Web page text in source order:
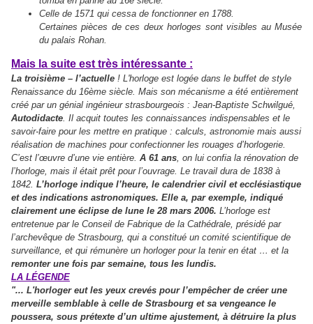
Celle de 1571 qui cessa de fonctionner en 1788.
Certaines pièces de ces deux horloges sont visibles au Musée
du palais Rohan.
Mais la suite est très intéressante :
La troisième – l’actuelle ! L'horloge est logée dans le buffet de style
Renaissance du 16ème siècle. Mais son mécanisme a été entièrement
créé par un génial ingénieur strasbourgeois : Jean-Baptiste Schwilgué,
Autodidacte. Il acquit toutes les connaissances indispensables et le
savoir-faire pour les mettre en pratique : calculs, astronomie mais aussi
réalisation de machines pour confectionner les rouages d’horlogerie.
C’est l’œuvre d’une vie entière. A 61 ans, on lui confia la rénovation de
l’horloge, mais il était prêt pour l’ouvrage. Le travail dura de 1838 à
1842. L’horloge indique l’heure, le calendrier civil et ecclésiastique
et des indications astronomiques. Elle a, par exemple, indiqué
clairement une éclipse de lune le 28 mars 2006. L’horloge est
entretenue par le Conseil de Fabrique de la Cathédrale, présidé par
l’archevêque de Strasbourg, qui a constitué un comité scientifique de
surveillance, et qui rémunère un horloger pour la tenir en état … et la
remonter une fois par semaine, tous les lundis.
LA LÉGENDE
"... L'horloger eut les yeux crevés pour l’empêcher de créer une
merveille semblable à celle de Strasbourg et sa vengeance le
poussera, sous prétexte d’un ultime ajustement, à détruire la plus